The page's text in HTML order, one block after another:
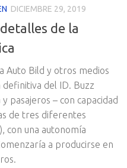
DICIEMBRE 29, 2019
de la
Auto Bild y otros medios
del ID. Buzz
pasajeros – con capacidad
de tres diferentes
con una autonomía
a producirse en